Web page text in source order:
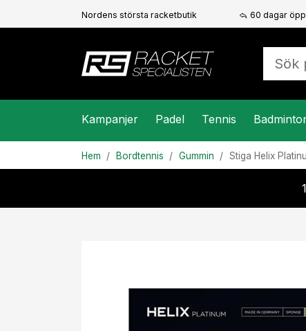
Nordens största racketbutik 60 dagar
Kampanjer Padel Tennis
Hem Bordtennis Gummin Stiga Helix